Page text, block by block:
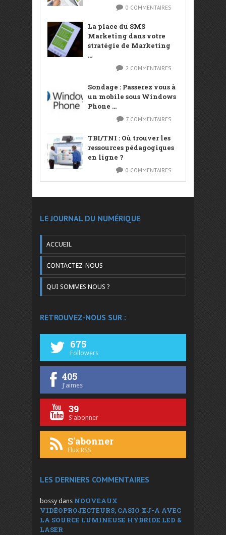
0 COMMENTAIRES
La place du SMS
Marketing dans votre
stratégie de Marketing
...
2 COMMENTAIRES
Sondage : Passerez vous à
un mobile sous Windows
Phone ...
7 COMMENTAIRES
TBI/TNI : Où trouver les
ressources pédagogiques
en ligne ?
0 COMMENTAIRES
LE JOURNAL DU NUMÉRIQUE
ACCUEIL
CONTACTEZ-NOUS
QUI SOMMES NOUS ?
RETROUVEZ-NOUS SUR :
675
Followers
405
J'aimes
39
S'abonner
S'abonner
Flux RSS
LES DERNIERS COMMENTAIRES
bossy dans NOUVEAUX
VIDÉOPROJECTEURS, CASIO XJ-A AVEC
LA SOURCE LUMINEUSE HYBRIDE LED &
LASER